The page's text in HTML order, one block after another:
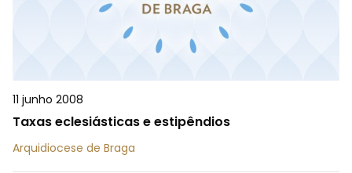
11 junho 2008
Taxas eclesiásticas e estipêndios
Arquidiocese de Braga